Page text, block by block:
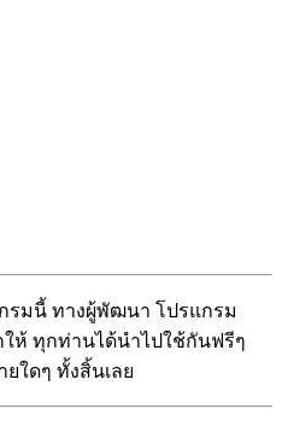
กรมนี้ ทางผู้พัฒนา โปรแกรม
กให้ ทุกท่านได้นำไปใช้กันฟรีๆ
ยใดๆ ทั้งสิ้นเลย